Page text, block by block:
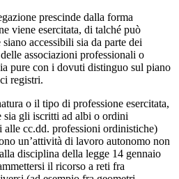
prescinde dalla forma
viene esercitata, di talché può
accessibili sia da parte dei
associazioni professionali o
pure con i dovuti distinguo sul piano
registri.
o il tipo di professione esercitata,
sia gli iscritti ad albi o ordini
alle cc.dd. professioni ordinistiche)
un’attività di lavoro autonomo non
disciplina della legge 14 gennaio
il ricorso a reti fra